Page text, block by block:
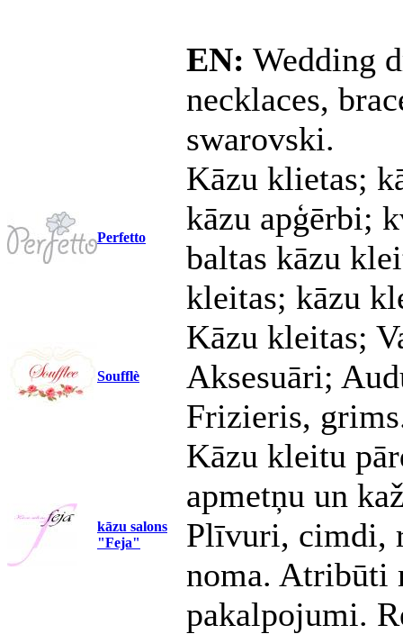
EN: Wedding
necklaces,
swarovski.
Perfetto
Kāzu klietas;
kāzu apģērbi;
baltas kāzu
kleitas; kāzu
Soufflè
Kāzu kleitas;
Aksesuāri;
Frizieris,
kāzu salons
"Feja"
Kāzu kleitu
apmetņu un
Plīvuri, cimdi,
noma. Atribūti
pakalpojumi.